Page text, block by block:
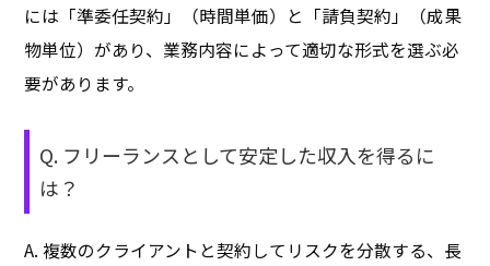
には「準委任契約」（時間単価）と「請負契約」（成果
物単位）があり、業務内容によって適切な形式を選ぶ必
要があります。
Q. フリーランスとして安定した収入を得るに
は？
A. 複数のクライアントと契約してリスクを分散する、長